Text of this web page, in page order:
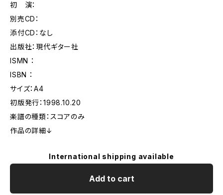
初 演：
別売CD：
添付CD：なし
出版社：現代ギター社
ISMN ：
ISBN ：
サイズ：A4
初版発行：1998.10.20
楽譜の種類：スコアのみ
作品の詳細↓
International shipping available
Add to cart